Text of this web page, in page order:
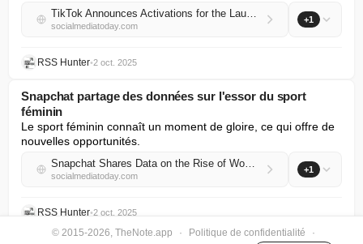
TikTok Announces Activations for the Launch of Taylor Swift’s New Album
socialmediatoday.com
+1
RSS Hunter•2 oct. 2025
Snapchat partage des données sur l'essor du sport
féminin
Le sport féminin connaît un moment de gloire, ce qui offre de
nouvelles opportunités.
Snapchat Shares Data on the Rise of Women’s Sports
socialmediatoday.com
+1
RSS Hunter•2 oct. 2025
© 2015-2026, TheNote.app · Politique de confidentialité ·